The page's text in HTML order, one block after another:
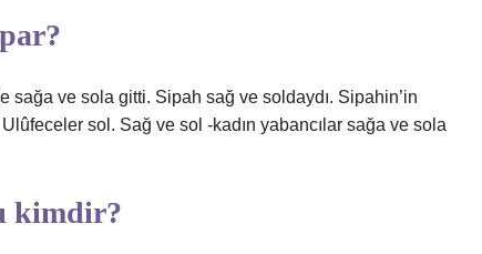
sağa ve sola gitti. Sipah sağ ve soldaydı. Sipahin’in
sol. Sağ ve sol -kadın yabancılar sağa ve sola
kimdir?